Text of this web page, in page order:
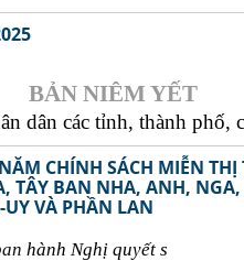
BẢN NIÊM YẾT
dân các tỉnh, thành phố,
CHÍNH SÁCH MIỄN
TÂY BAN NHA, ANH,
VÀ PHẦN LAN
hành Nghị quyết s